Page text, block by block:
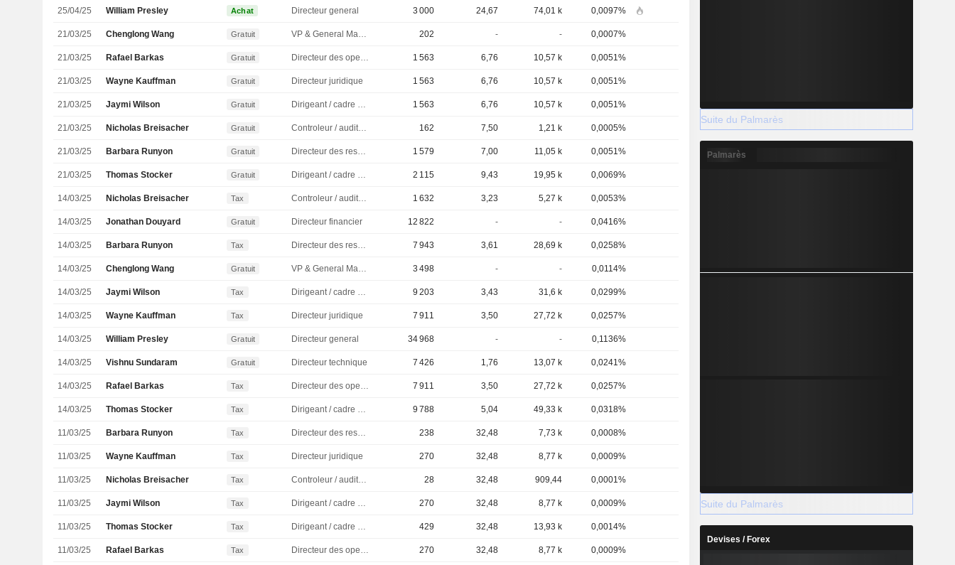
25/04/25 William Presley Achat Directeur general 3 000 24,67 74,01 k 0,0097%
21/03/25 Chenglong Wang Gratuit VP & General Manager 202 - - 0,0007%
21/03/25 Rafael Barkas Gratuit Directeur des operations 1 563 6,76 10,57 k 0,0051%
21/03/25 Wayne Kauffman Gratuit Directeur juridique 1 563 6,76 10,57 k 0,0051%
21/03/25 Jaymi Wilson Gratuit Dirigeant / cadre principal 1 563 6,76 10,57 k 0,0051%
21/03/25 Nicholas Breisacher Gratuit Controleur / auditeur 162 7,50 1,21 k 0,0005%
21/03/25 Barbara Runyon Gratuit Directeur des ressources humaines 1 579 7,00 11,05 k 0,0051%
21/03/25 Thomas Stocker Gratuit Dirigeant / cadre principal 2 115 9,43 19,95 k 0,0069%
14/03/25 Nicholas Breisacher Tax Controleur / auditeur 1 632 3,23 5,27 k 0,0053%
14/03/25 Jonathan Douyard Gratuit Directeur financier 12 822 - - 0,0416%
14/03/25 Barbara Runyon Tax Directeur des ressources humaines 7 943 3,61 28,69 k 0,0258%
14/03/25 Chenglong Wang Gratuit VP & General Manager 3 498 - - 0,0114%
14/03/25 Jaymi Wilson Tax Dirigeant / cadre principal 9 203 3,43 31,6 k 0,0299%
14/03/25 Wayne Kauffman Tax Directeur juridique 7 911 3,50 27,72 k 0,0257%
14/03/25 William Presley Gratuit Directeur general 34 968 - - 0,1136%
14/03/25 Vishnu Sundaram Gratuit Directeur technique 7 426 1,76 13,07 k 0,0241%
14/03/25 Rafael Barkas Tax Directeur des operations 7 911 3,50 27,72 k 0,0257%
14/03/25 Thomas Stocker Tax Dirigeant / cadre principal 9 788 5,04 49,33 k 0,0318%
11/03/25 Barbara Runyon Tax Directeur des ressources humaines 238 32,48 7,73 k 0,0008%
11/03/25 Wayne Kauffman Tax Directeur juridique 270 32,48 8,77 k 0,0009%
11/03/25 Nicholas Breisacher Tax Controleur / auditeur 28 32,48 909,44 0,0001%
11/03/25 Jaymi Wilson Tax Dirigeant / cadre principal 270 32,48 8,77 k 0,0009%
11/03/25 Thomas Stocker Tax Dirigeant / cadre principal 429 32,48 13,93 k 0,0014%
11/03/25 Rafael Barkas Tax Directeur des operations 270 32,48 8,77 k 0,0009%
Suite du Palmarès
Palmarès
Suite du Palmarès
Devises / Forex